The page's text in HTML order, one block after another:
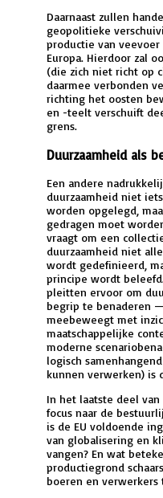
Daarnaast zullen
geopolitieke
productie van veevoer
Europa. Hierdoor zal
(die zich niet richt op
daarmee verbonden
richting het oosten
en -teelt verschuift
grens.
Duurzaamheid als
Een andere
duurzaamheid niet
worden opgelegd,
gedragen moet
vraagt om een
duurzaamheid niet
wordt gedefinieerd,
principe wordt
pleitten ervoor om
begrip te benaderen
meebeweegt met
maatschappelijke
moderne
logisch
kunnen verwerken) is
In het laatste deel
focus naar de
is de EU voldoende
van globalisering en
vangen? En wat
productiegrond
boeren en verwerkers